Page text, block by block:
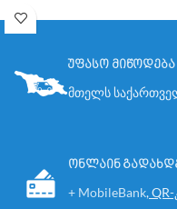
ფუნქციონირებს ცვლადი
სისტემით. მოწყობილობა
ხასიათდება მინიმალური
ენერგომოხმარებით და
SMART Digital Dosing სერიის
დოზატორები მუშაობენ სრული
სვლით, რაც უზრუნველყოფს
უფასო მიწოდება
მთელს
ონლაინ
+ MobileBank,